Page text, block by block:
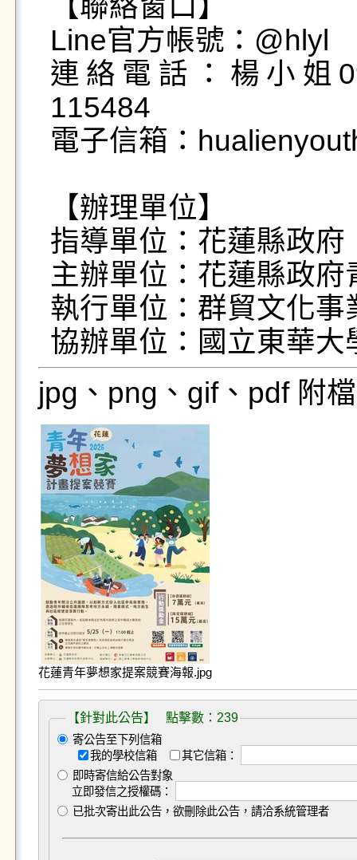
【聯絡窗口】
Line官方帳號：@hlyl
連絡電話：楊小姐
115484
電子信箱：
【辦理單位】
指導單位：花蓮縣政府
主辦單位：花蓮縣政府
執行單位：群貿文化事
協辦單位：國立東華大
jpg、png、gif、pdf 附
花蓮青年夢想家提案競賽海報.jpg
【針對此公告】 點擊數：239
寄公告至下列信箱
我的學校信箱
其它信箱：
即時寄信給公告對象
立即發信之授權碼：
已批次寄出此公告，欲刪除此公告，請洽系統管理者